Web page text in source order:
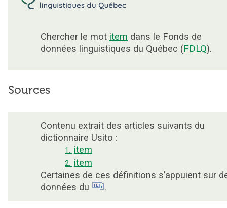
Chercher le mot item dans le Fonds de
données linguistiques du Québec (FDLQ).
Sources
Contenu extrait des articles suivants du
dictionnaire Usito :
1. item
2. item
Certaines de ces définitions s’appuient sur
données du
.